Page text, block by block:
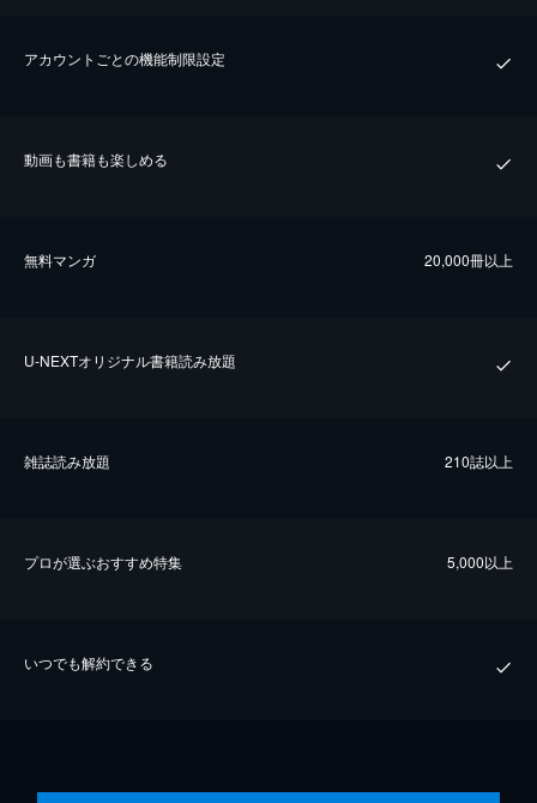
アカウントごとの機能制限設定
動画も書籍も楽しめる
無料マンガ 20,000冊以上
U-NEXTオリジナル書籍読み放題
雑誌読み放題 210誌以上
プロが選ぶおすすめ特集 5,000以上
いつでも解約できる